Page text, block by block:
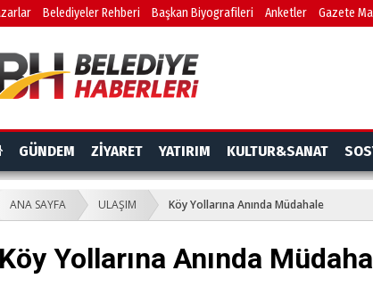
Belediyeler Rehberi Başkan Biyografileri Anketler Gazete
GÜNDEM ZİYARET YATIRIM KULTUR&SANAT
ANA SAYFA ULAŞIM Köy Yollarına Anında Müdahale
Köy Yollarına Anında